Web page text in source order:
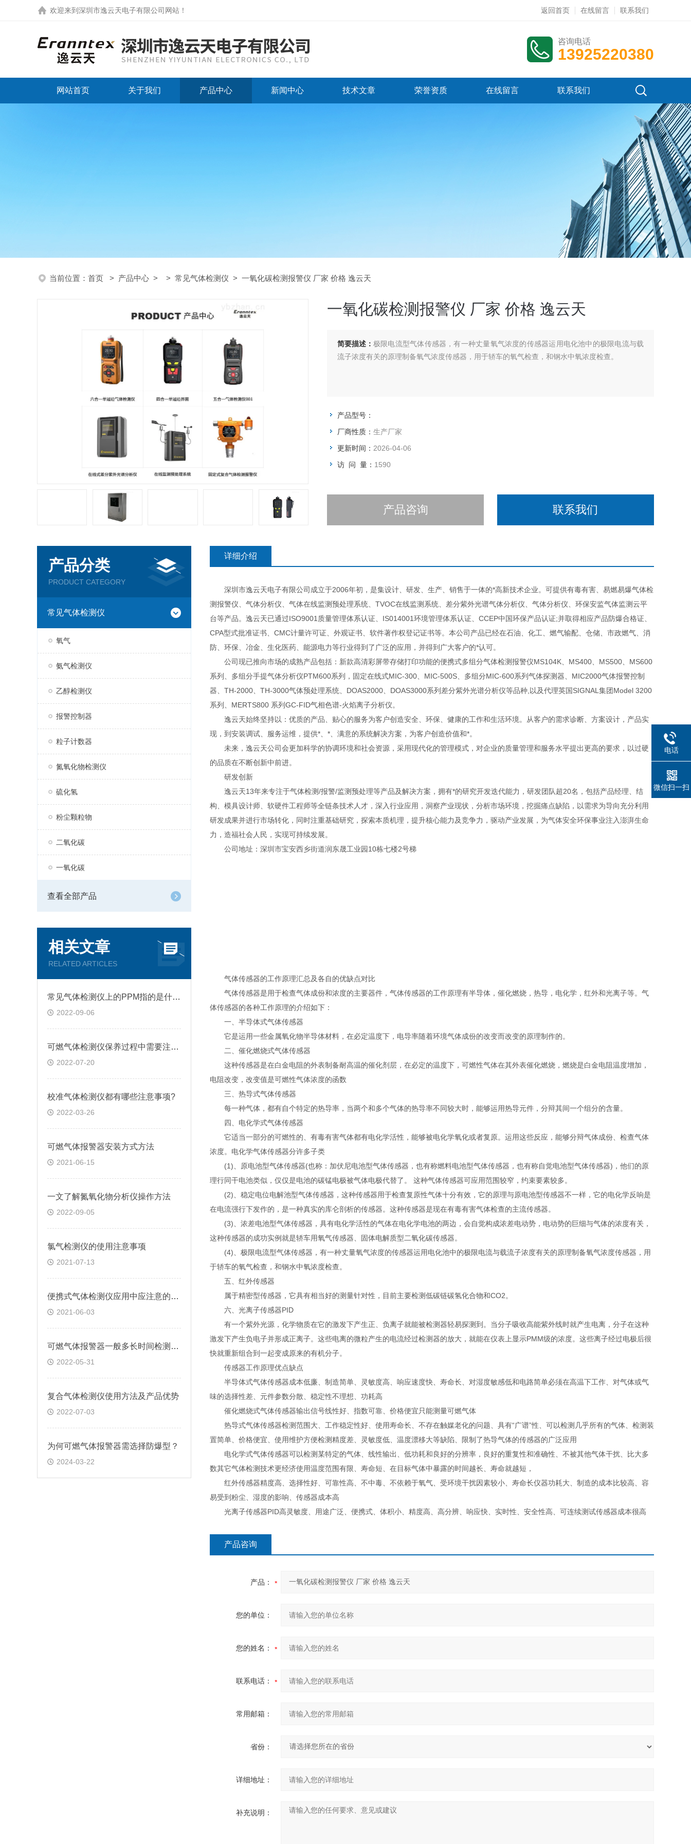
欢迎来到 深圳市逸云天电子有限公司网站 ！ 返回首页 在线留言 联系我们
咨询电话
13925220380
网站首页 关于我们 产品中心 新闻中心 技术文章 荣誉资质 在线留言 联系我们
当前位置： 首页 > 产品中心 > > 常见气体检测仪 > 一氧化碳检测报警仪 厂家 价格 逸云天
一氧化碳检测报警仪 厂家 价格 逸云天
简要描述： 极限电流型气体传感器，有一种丈量氧气浓度的传感器运用电化池中的极限电流与载
流子浓度有关的原理制备氧气浓度传感器，用于轿车的氧气检查，和钢水中氧浓度检查。
产品型号：
厂商性质： 生产厂家
更新时间： 2026-04-06
访 问 量： 1590
产品咨询 联系我们
产品分类
PRODUCT CATEGORY
常见气体检测仪
氧气
氨气检测仪
乙醇检测仪
报警控制器
粒子计数器
氮氧化物检测仪
硫化氢
粉尘颗粒物
二氧化碳
一氧化碳
查看全部产品
相关文章
RELATED ARTICLES
常见气体检测仪上的PPM指的是什么?
2022-09-06
可燃气体检测仪保养过程中需要注意的几点问题
2022-07-20
校准气体检测仪都有哪些注意事项?
2022-03-26
可燃气体报警器安装方式方法
2021-06-15
一文了解氮氧化物分析仪操作方法
2022-09-05
氯气检测仪的使用注意事项
2021-07-13
便携式气体检测仪应用中应注意的要点解析
2021-06-03
可燃气体报警器一般多长时间检测一次的
2022-05-31
复合气体检测仪使用方法及产品优势
2022-07-03
为何可燃气体报警器需选择防爆型？
2024-03-22
详细介绍
深圳市逸云天电子有限公司成立于2006年初，是集设计、研发、生产、销售于一体的*高新技术企业。可提供有毒有害、易燃易爆气体检
测报警仪、气体分析仪、气体在线监测预处理系统、TVOC在线监测系统、差分紫外光谱气体分析仪、气体分析仪、环保安监气体监测云平
台等产品。逸云天已通过ISO9001质量管理体系认证、IS014001环境管理体系认证、CCEP中国环保产品认证;并取得相应产品防爆合格证、
CPA型式批准证书、CMC计量许可证、外观证书、软件著作权登记证书等。本公司产品已经在石油、化工、燃气输配、仓储、市政燃气、消
防、环保、冶金、生化医药、能源电力等行业得到了广泛的应用，并得到广大客户的*认可。
公司现已推向市场的成熟产品包括：新款高清彩屏带存储打印功能的便携式多组分气体检测报警仪MS104K、MS400、MS500、MS600
系列、多组分手提气体分析仪PTM600系列，固定在线式MIC-300、MIC-500S、多组分MIC-600系列气体探测器、MIC2000气体报警控制
器、TH-2000、TH-3000气体预处理系统、DOAS2000、DOAS3000系列差分紫外光谱分析仪等品种,以及代理英国SIGNAL集团Model 3200
系列、MERTS800 系列GC-FID气相色谱-火焰离子分析仪。
逸云天始终坚持以：优质的产品、贴心的服务为客户创造安全、环保、健康的工作和生活环境。从客户的需求诊断、方案设计，产品实
现，到安装调试、服务运维，提供*、*、满意的系统解决方案，为客户创造价值和*。
未来，逸云天公司会更加科学的协调环境和社会资源，采用现代化的管理模式，对企业的质量管理和服务水平提出更高的要求，以过硬
的品质在不断创新中前进。
研发创新
逸云天13年来专注于气体检测/报警/监测预处理等产品及解决方案，拥有*的研究开发迭代能力，研发团队超20名，包括产品经理、结
构、模具设计师、软硬件工程师等全链条技术人才，深入行业应用，洞察产业现状，分析市场环境，挖掘痛点缺陷，以需求为导向充分利用
研发成果并进行市场转化，同时注重基础研究，探索本质机理，提升核心能力及竞争力，驱动产业发展，为气体安全环保事业注入澎湃生命
力，造福社会人民，实现可持续发展。
公司地址：深圳市宝安西乡街道润东晟工业园10栋七楼2号梯
气体传感器的工作原理汇总及各自的优缺点对比
气体传感器是用于检查气体成份和浓度的主要器件，气体传感器的工作原理有半导体，催化燃烧，热导，电化学，红外和光离子等。气
体传感器的各种工作原理的介绍如下：
一、半导体式气体传感器
它是运用一些金属氧化物半导体材料，在必定温度下，电导率随着环境气体成份的改变而改变的原理制作的。
二、催化燃烧式气体传感器
这种传感器是在白金电阻的外表制备耐高温的催化剂层，在必定的温度下，可燃性气体在其外表催化燃烧，燃烧是白金电阻温度增加，
电阻改变，改变值是可燃性气体浓度的函数
三、热导式气体传感器
每一种气体，都有自个特定的热导率，当两个和多个气体的热导率不同较大时，能够运用热导元件，分辩其间一个组分的含量。
四、电化学式气体传感器
它适当一部分的可燃性的、有毒有害气体都有电化学活性，能够被电化学氧化或者复原。运用这些反应，能够分辩气体成份、检查气体
浓度。电化学气体传感器分许多子类
(1)、原电池型气体传感器(也称：加伏尼电池型气体传感器，也有称燃料电池型气体传感器，也有称自觉电池型气体传感器)，他们的原
理行同干电池类似，仅仅是电池的碳锰电极被气体电极代替了。 这种气体传感器可应用范围较窄，约束要素较多。
(2)、稳定电位电解池型气体传感器，这种传感器用于检查复原性气体十分有效，它的原理与原电池型传感器不一样，它的电化学反响是
在电流强行下发作的，是一种真实的库仑剖析的传感器。这种传感器是现在有毒有害气体检查的主流传感器。
(3)、浓差电池型气体传感器，具有电化学活性的气体在电化学电池的两边，会自觉构成浓差电动势，电动势的巨细与气体的浓度有关，
这种传感器的成功实例就是轿车用氧气传感器、固体电解质型二氧化碳传感器。
(4)、极限电流型气体传感器，有一种丈量氧气浓度的传感器运用电化池中的极限电流与载流子浓度有关的原理制备氧气浓度传感器，用
于轿车的氧气检查，和钢水中氧浓度检查。
五、红外传感器
属于精密型传感器，它具有相当好的测量针对性，目前主要检测低碳链碳氢化合物和CO2。
六、光离子传感器PID
有一个紫外光源，化学物质在它的激发下产生正、负离子就能被检测器轻易探测到。当分子吸收高能紫外线时就产生电离，分子在这种
激发下产生负电子并形成正离子。这些电离的微粒产生的电流经过检测器的放大，就能在仪表上显示PMM级的浓度。这些离子经过电极后很
快就重新组合到一起变成原来的有机分子。
传感器工作原理优点缺点
半导体式气体传感器成本低廉、制造简单、灵敏度高、响应速度快、寿命长、对湿度敏感低和电路简单必须在高温下工作、对气体或气
味的选择性差、元件参数分散、稳定性不理想、功耗高
催化燃烧式气体传感器输出信号线性好、指数可靠、价格便宜只能测量可燃气体
热导式气体传感器检测范围大、工作稳定性好、使用寿命长、不存在触媒老化的问题、具有“广谱”性、可以检测几乎所有的气体、检测装
置简单、价格便宜、使用维护方便检测精度差、灵敏度低、温度漂移大等缺陷、限制了热导气体的传感器的广泛应用
电化学式气体传感器可以检测某特定的气体、线性输出、低功耗和良好的分辨率，良好的重复性和准确性、不被其他气体干扰、比大多
数其它气体检测技术更经济使用温度范围有限、寿命短、在目标气体中暴露的时间越长、寿命就越短，
红外传感器精度高、选择性好、可靠性高、不中毒、不依赖于氧气、受环境干扰因素较小、寿命长仪器功耗大、制造的成本比较高、容
易受到粉尘、湿度的影响、传感器成本高
光离子传感器PID高灵敏度、用途广泛、便携式、体积小、精度高、高分辨、响应快、实时性、安全性高、可连续测试传感器成本很高
产品咨询
产品：
您的单位：
您的姓名：
联系电话：
常用邮箱：
省份：
详细地址：
补充说明：
电话
微信扫一扫